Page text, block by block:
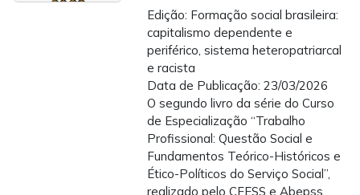
Edição: Formação social brasileira:
capitalismo dependente e
periférico, sistema heteropatriarcal
e racista
Data de Publicação: 23/03/2026
O segundo livro da série do Curso
de Especialização “Trabalho
Profissional: Questão Social e
Fundamentos Teórico-Históricos e
Ético-Políticos do Serviço Social”,
realizado pelo CFESS e Abepss